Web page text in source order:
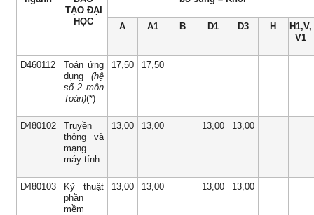
TẠO ĐẠI
HỌC
A A1 B D1 D3 H
H1,V,
V1
D460112
Toán ứng
dụng (hệ
số 2 môn
Toán)(*)
17,50 17,50
D480102
Truyền
thông và
mạng
máy tính
13,00 13,00 13,00 13,00
D480103
Kỹ thuật
phần
mềm
13,00 13,00 13,00 13,00